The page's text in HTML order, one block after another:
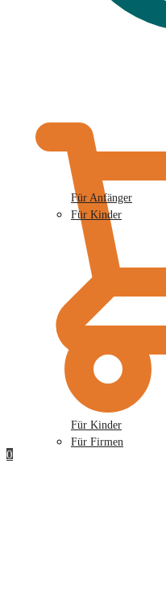
0
Für Anfänger
Für Kinder
Für Kinder
Für Firmen